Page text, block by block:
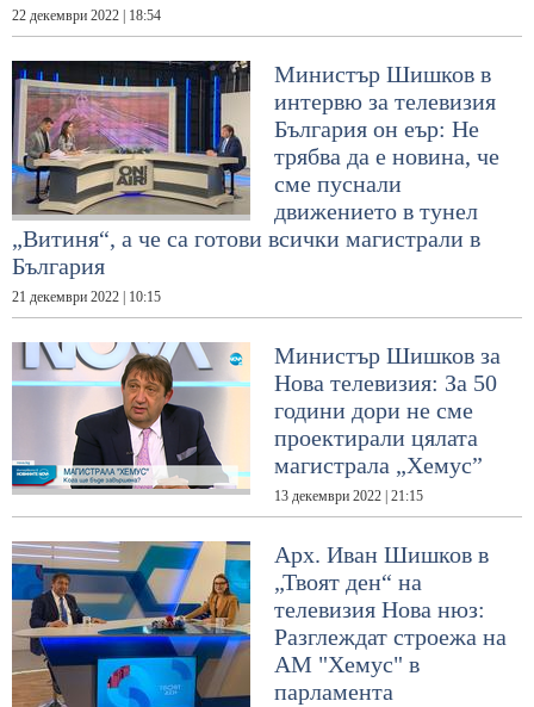
22 декември 2022 | 18:54
Министър Шишков в
интервю за телевизия
България он еър: Не
трябва да е новина, че
сме пуснали
движението в тунел
„Витиня“, а че са готови всички магистрали в
България
21 декември 2022 | 10:15
Министър Шишков за
Нова телевизия: За 50
години дори не сме
проектирали цялата
магистрала „Хемус”
13 декември 2022 | 21:15
Арх. Иван Шишков в
„Твоят ден“ на
телевизия Нова нюз:
Разглеждат строежа на
АМ "Хемус" в
парламента